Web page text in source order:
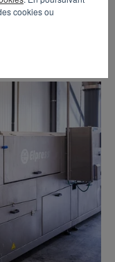
cookies ou
divers types